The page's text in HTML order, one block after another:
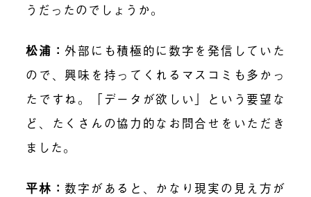
うだったのでしょうか。
松浦： 外部にも積極的に数字を発信していた
ので、興味を持ってくれるマスコミも多かっ
たですね。「データが欲しい」という要望な
ど、たくさんの協力的なお問合せをいただき
ました。
平林： 数字があると、かなり現実の見え方が